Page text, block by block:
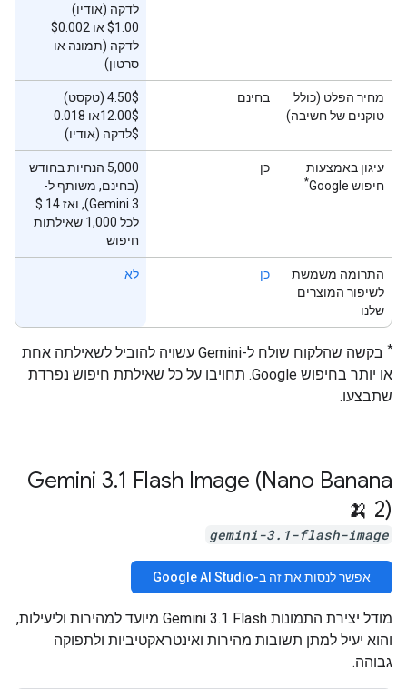
לדקה (אודיו)
‫$1.00 או $0.002
לדקה (תמונה או
סרטון)
מחיר הפלט (כולל
טוקנים של חשיבה)
בחינם
‫4.50$ (טקסט)
‫12.00$או 0.018
$לדקה (אודיו)
עיגון באמצעות
חיפוש Google
*
כן
‫5,000 הנחיות בחודש
(בחינם, משותף ל-
לכל 1,000 שאילתות
חיפוש
התרומה משמשת
לשיפור המוצרים
שלנו
כן לא
*
בקשה שהלקוח שולח ל-Gemini עשויה להוביל לשאילתה אחת
או יותר בחיפוש Google. תחויבו על כל שאילתת חיפוש נפרדת
שתבצעו.
‫Gemini 3.1 Flash Image (Nano Banana
2) 🍌
gemini-3.1-flash-image
אפשר לנסות את זה ב-Google AI Studio
מודל יצירת התמונות Gemini 3.1 Flash מיועד למהירות וליעילות,
והוא יעיל למתן תשובות מהירות ואינטראקטיביות ולתפוקה
גבוהה.